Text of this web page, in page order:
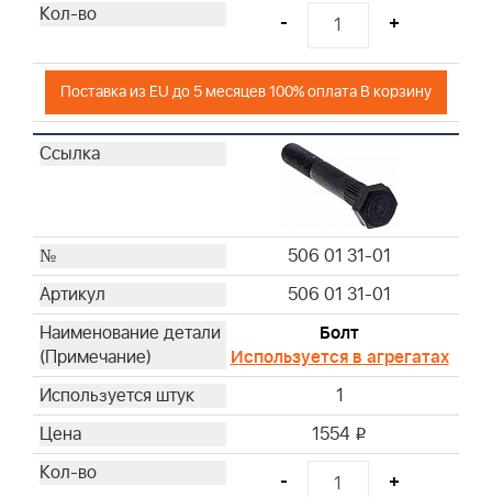
- +
Поставка из EU до 5 месяцев 100% оплата В корзину
506 01 31-01
506 01 31-01
Болт
Используется в агрегатах
1
1554 i
- +